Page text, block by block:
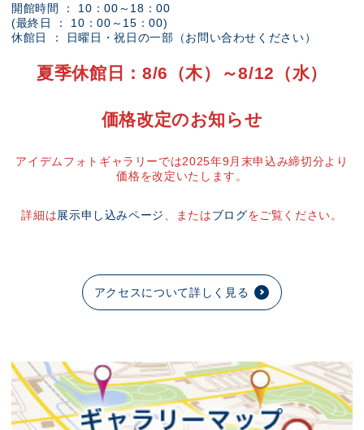
開館時間 ： 10：00～18：00
(最終日 ： 10：00～15：00)
休館日 ： 日曜日・祝日の一部（お問い合わせください）
夏季休館日：8/6（木）～8/12（水）
価格改定のお知らせ
アイデムフォトギャラリーでは2025年9月末申込み締切分より
価格を改定いたします。
詳細は展示申し込みページ 、またはブログをご覧ください。
アクセスについて詳しく見る